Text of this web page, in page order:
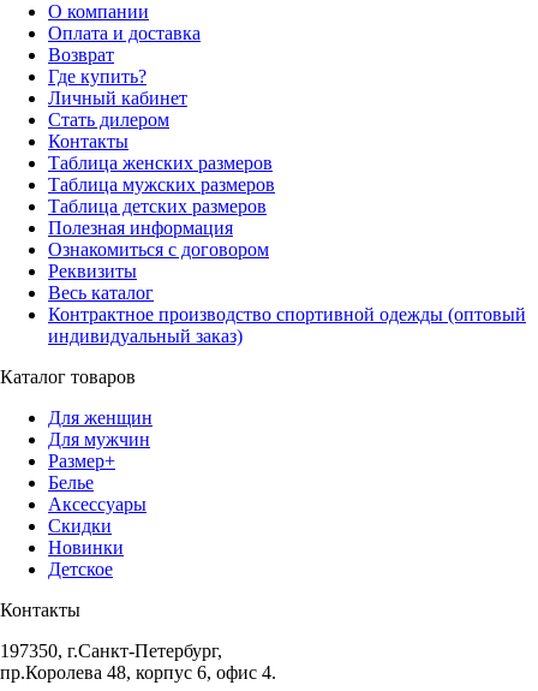
О компании
Оплата и доставка
Возврат
Где купить?
Личный кабинет
Стать дилером
Контакты
Таблица женских размеров
Таблица мужских размеров
Таблица детских размеров
Полезная информация
Ознакомиться с договором
Реквизиты
Весь каталог
Контрактное производство спортивной одежды (оптовый
индивидуальный заказ)
Каталог товаров
Для женщин
Для мужчин
Размер+
Белье
Аксессуары
Скидки
Новинки
Детское
Контакты
197350, г.Санкт-Петербург,
пр.Королева 48, корпус 6, офис 4.